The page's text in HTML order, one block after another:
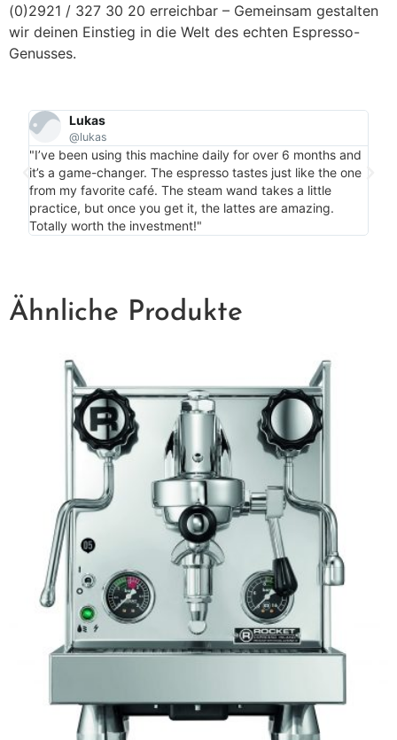
(0)2921 / 327 30 20 erreichbar – Gemeinsam gestalten
wir deinen Einstieg in die Welt des echten Espresso-
Genusses.
Lukas
@lukas
"I’ve been using this machine daily for over 6 months and
it’s a game-changer. The espresso tastes just like the one
from my favorite café. The steam wand takes a little
practice, but once you get it, the lattes are amazing.
Totally worth the investment!"
Ähnliche Produkte